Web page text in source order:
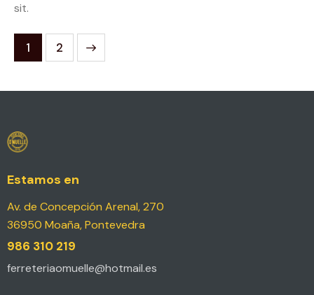
sit.
1 2
Estamos en
Av. de Concepción Arenal, 270
36950 Moaña, Pontevedra
986 310 219
ferreteriaomuelle@hotmail.es